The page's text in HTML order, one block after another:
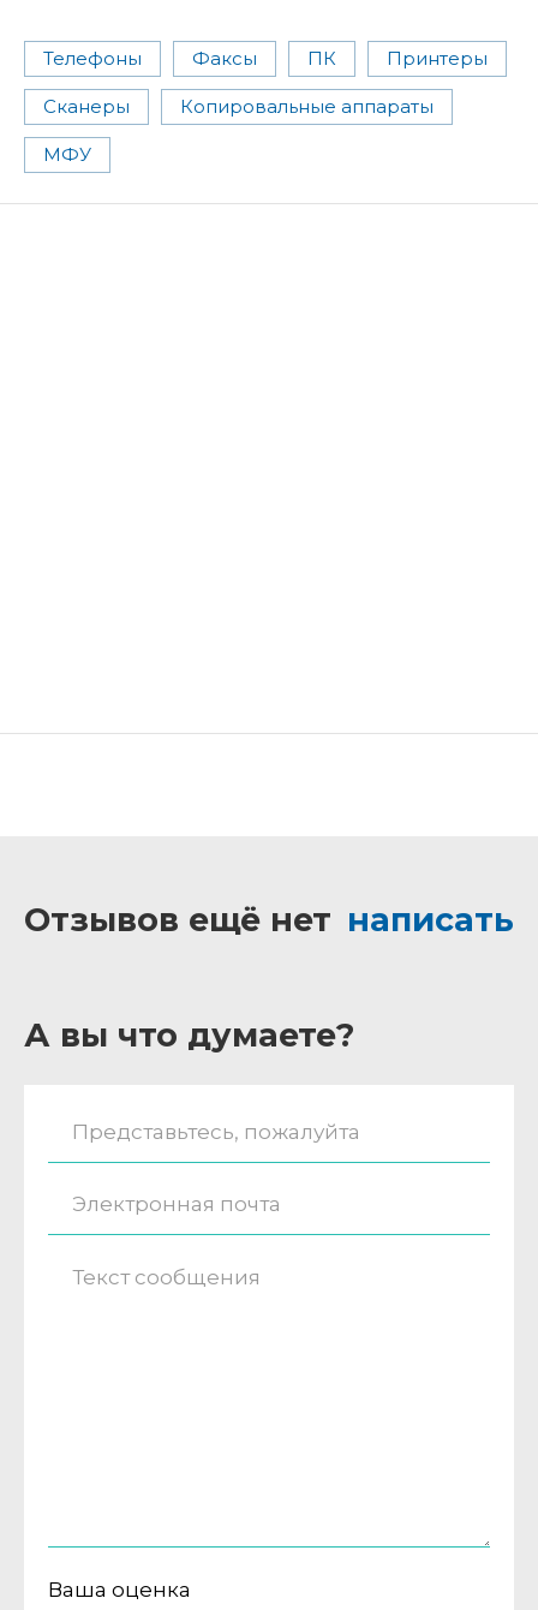
Телефоны Факсы ПК Принтеры
Сканеры Копировальные аппараты
МФУ
Отзывов ещё нет написать
А вы что думаете?
Ваша оценка